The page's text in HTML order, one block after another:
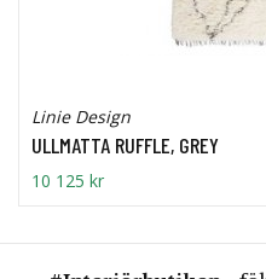
Linie Design
ULLMATTA RUFFLE, GREY
10 125 kr